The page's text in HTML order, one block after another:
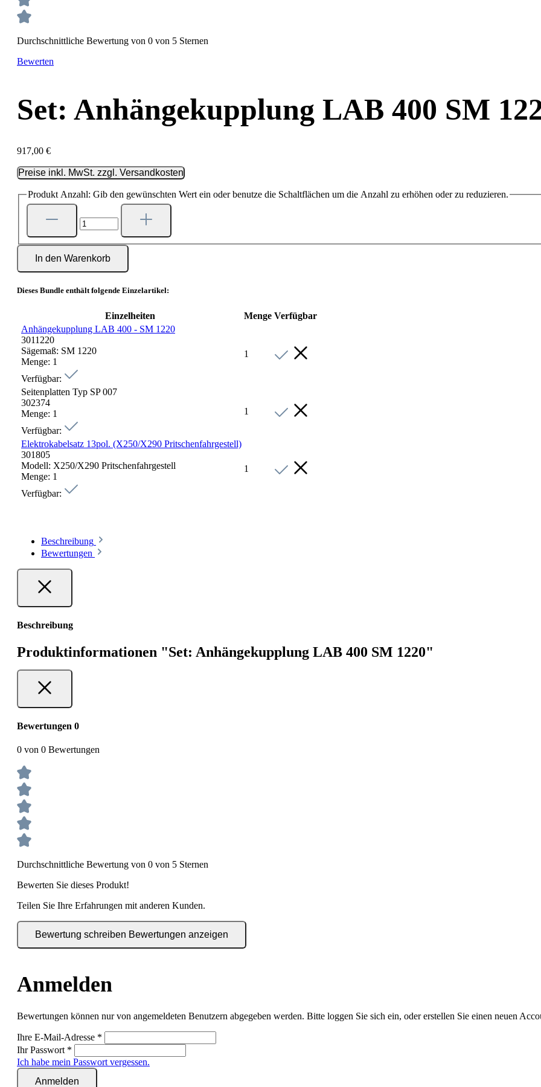
Durchschnittliche Bewertung von 0 von 5 Sternen
Bewerten
Set: Anhängekupplung LAB 400 SM
917,00 €
Preise inkl. MwSt. zzgl. Versandkosten
Produkt Anzahl: Gib den gewünschten Wert ein oder benutze die Schaltflächen um die Anzahl zu erhöhen oder zu reduzieren.
In den Warenkorb
Dieses Bundle enthält folgende Einzelartikel:
Einzelheiten Menge Verfügbar
Anhängekupplung LAB 400 - SM 1220
3011220
Sägemaß: SM 1220
Menge: 1
Verfügbar:
1
Seitenplatten Typ SP 007
302374
Menge: 1
Verfügbar:
1
Elektrokabelsatz 13pol. (X250/X290 Pritschenfahrgestell)
301805
Modell: X250/X290 Pritschenfahrgestell
Menge: 1
Verfügbar:
1
Beschreibung
Bewertungen
Beschreibung
Produktinformationen "Set: Anhängekupplung LAB 400 SM 1220"
Bewertungen 0
0 von 0 Bewertungen
Durchschnittliche Bewertung von 0 von 5 Sternen
Bewerten Sie dieses Produkt!
Teilen Sie Ihre Erfahrungen mit anderen Kunden.
Bewertung schreiben Bewertungen anzeigen
Anmelden
Bewertungen können nur von angemeldeten Benutzern abgegeben werden. Bitte loggen Sie sich ein, oder erstellen Sie einen neuen
Ihre E-Mail-Adresse *
Ihr Passwort *
Ich habe mein Passwort vergessen.
Anmelden